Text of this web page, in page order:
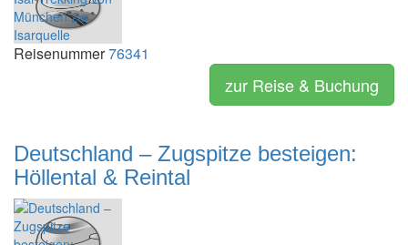
Reisenummer76341
zur Reise & Buchung
Deutschland – Zugspitze besteigen:
Höllental & Reintal